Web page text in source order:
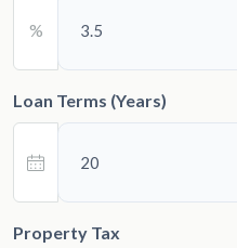
%
Loan Terms (Years)
Property Tax